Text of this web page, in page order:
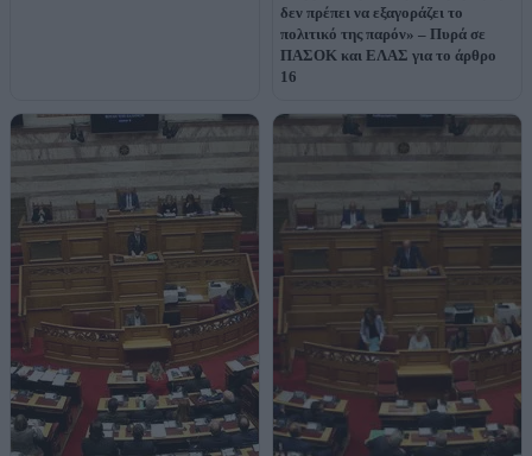
δεν πρέπει να εξαγοράζει το
πολιτικό της παρόν» – Πυρά σε
ΠΑΣΟΚ και ΕΛΑΣ για το άρθρο
16